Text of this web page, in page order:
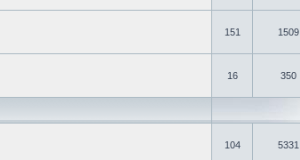
151 1509
16 350
104 5331